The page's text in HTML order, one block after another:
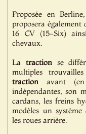
Proposée en
proposera également
16 CV (15-Six)
chevaux.
Latraction se
multiples
traction avant (en
indépendantes, son
cardans, les freins
modèles un
les roues arrière.